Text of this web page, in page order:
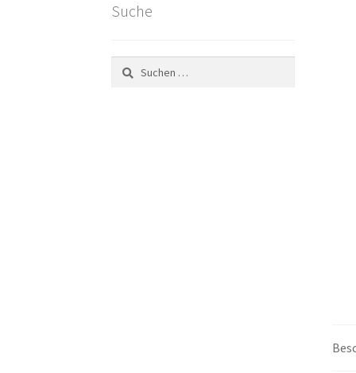
Suche
Suchen
nach: